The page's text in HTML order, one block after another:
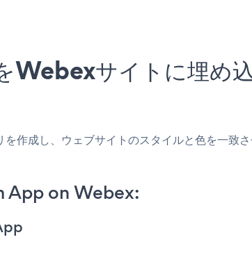
サイトに埋め
作成し、ウェブサイトのスタイルと色を一
App on Webex: